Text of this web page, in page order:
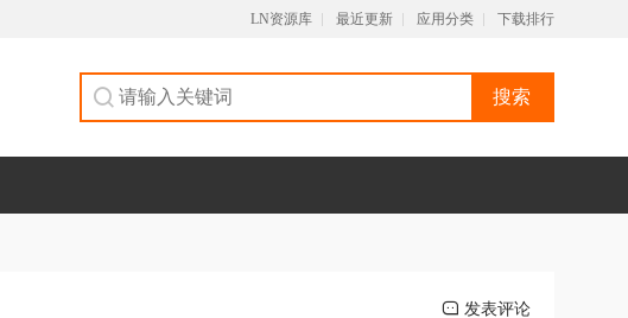
LN资源库 最近更新 应用分类 下载排行
搜索
发表评论